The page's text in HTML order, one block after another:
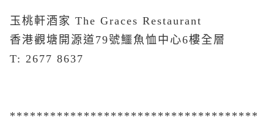
玉桃軒酒家 The Graces Restaurant
香港觀塘開源道79號鱷魚恤中心6樓全層
T: 2677 8637
*************************************